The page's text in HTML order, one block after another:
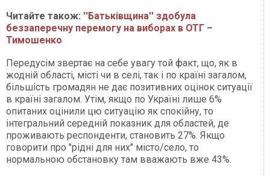
Читайте також: ''Батьківщина'' здобула
беззаперечну перемогу на виборах в ОТГ –
Тимошенко
Передусім звертає на себе увагу той факт, що, як в
жодній області, місті чи в селі, так і по країні загалом,
більшість громадян не дає позитивних оцінок ситуації
в країні загалом. Утім, якщо по Україні лише 6%
опитаних оцінили цю ситуацію як спокійну, то
інтегральний середній показник для областей, де
проживають респонденти, становить 27%. Якщо
говорити про "рідні для них" місто/село, то
нормальною обстановку там вважають вже 43%.